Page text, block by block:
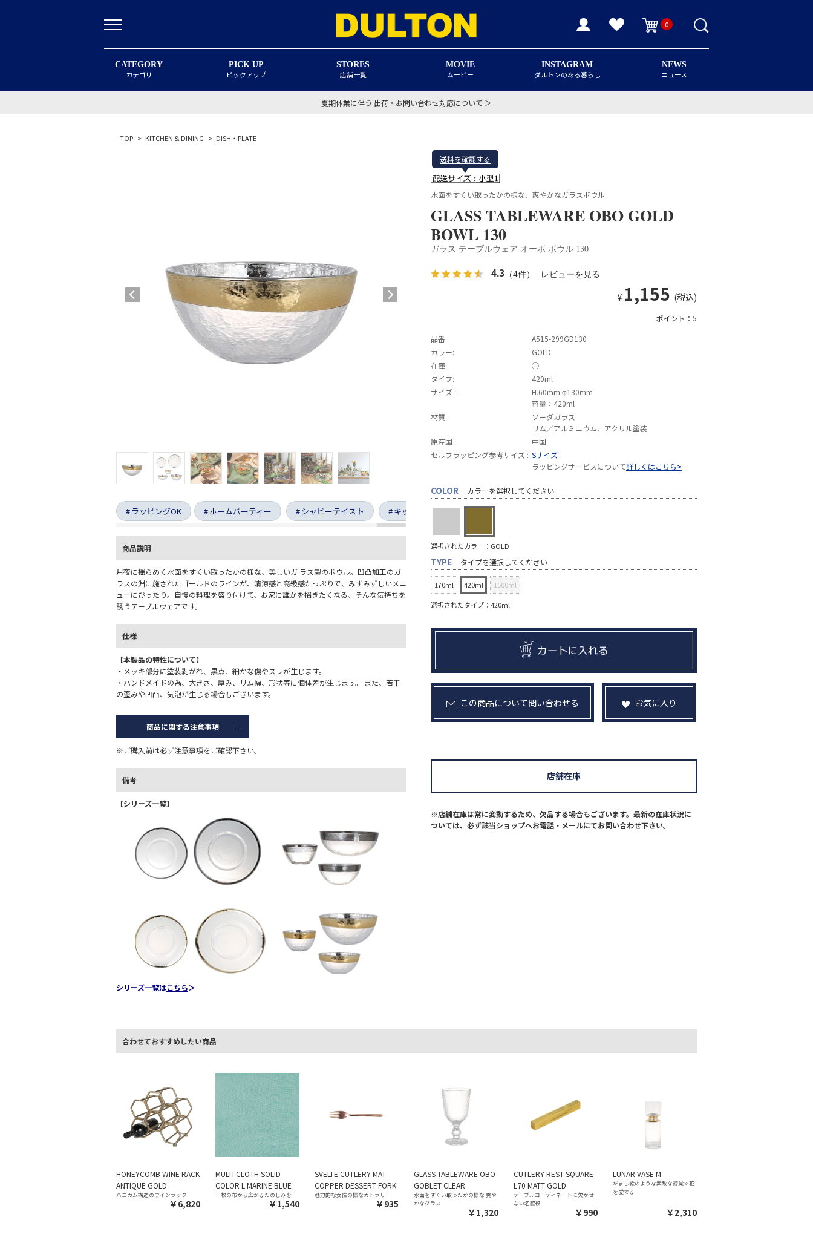
0
CATEGORY
カテゴリ
PICK UP
ピックアップ
STORES
店舗一覧
MOVIE
ムービー
INSTAGRAM
ダルトンのある暮らし
NEWS
ニュース
夏期休業に伴う 出荷・お問い合わせ対応について ＞
TOP > KITCHEN & DINING > DISH・PLATE
ラッピングOK ホームパーティー シャビーテイスト キッチン
商品説明
月夜に揺らめく水面をすくい取ったかの様な、美しいガ ラス製のボウル。凹凸加工のガ
ラスの淵に施されたゴールドのラインが、清涼感と高級感たっぷりで、みずみずしいメニ
ューにぴったり。自慢の料理を盛り付けて、お家に誰かを招きたくなる、そんな気持ちを
誘うテーブルウェアです。
仕様
【本製品の特性について】
・メッキ部分に塗装剥がれ、黒点、細かな傷やスレが生じます。
・ハンドメイドの為、大きさ、厚み、リム幅、形状等に個体差が生じます。 また、若干
の歪みや凹凸、気泡が生じる場合もございます。
商品に関する注意事項
※ご購入前は必ず注意事項をご確認下さい。
備考
【シリーズ一覧】
シリーズ一覧はこちら＞
送料を確認する
水面をすくい取ったかの様な、爽やかなガラスボウル
GLASS TABLEWARE OBO GOLD
BOWL 130
ガラス テーブルウェア オーボ ボウル 130
4.3 （4件） レビューを見る
¥ 1,155 (税込)
ポイント：5
品番:
A515-299GD130
カラー:
GOLD
在庫:
◯
タイプ:
420ml
サイズ :
H.60mm φ130mm
容量：420ml
材質 :
ソーダガラス
リム／アルミニウム、アクリル塗装
原産国 :
中国
セルフラッピング参考サイズ : Sサイズ
ラッピングサービスについて詳しくはこちら>
COLOR カラーを選択してください
選択されたカラー：GOLD
TYPE タイプを選択してください
170ml 420ml 1500ml
選択されたタイプ：420ml
この商品について問い合わせる お気に入り
※店舗在庫は常に変動するため、欠品する場合もございます。最新の在庫状況に
ついては、必ず該当ショップへお電話・メールにてお問い合わせ下さい。
店舗在庫
合わせておすすめしたい商品
HONEYCOMB WINE RACK
ANTIQUE GOLD
ハニカム構造のワインラック
￥6,820
MULTI CLOTH SOLID
COLOR L MARINE BLUE
一枚の布から広がるたのしみを
￥1,540
SVELTE CUTLERY MAT
COPPER DESSERT FORK
魅力的な女性の様なカトラリー
￥935
GLASS TABLEWARE OBO
GOBLET CLEAR
水面をすくい取ったかの様な 爽
かなグラス
￥1,320
CUTLERY REST SQUARE
L70 MATT GOLD
テーブルコーディネートに欠かせ
ない名脇役
￥990
LUNAR VASE M
だまし絵のような素敵な錯覚で花
を愛でる
￥2,310